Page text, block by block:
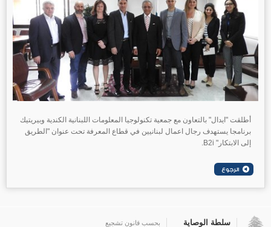
أطلقت "ايدال" بالتعاون مع جمعية تكنولوجيا المعلومات اللبنانية الكندية وبيريتيك
برنامجا يستهدف رجال اعمال لبنانيين في قطاع المعرفة تحت عنوان "الطريق
إلى الابتكار" B2i.
سلطة الوصاية بحسب قانون تشجيع